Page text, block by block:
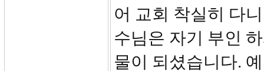
어 교회 착실히 다
수님은 자기 부인
물이 되셨습니다.